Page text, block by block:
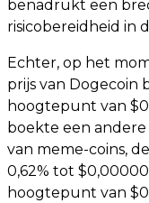
benadrukt een
risicobereidheid in
Echter, op het
prijs van Dogecoin
hoogtepunt van
boekte een
van meme-coins,
0,62% tot
hoogtepunt van